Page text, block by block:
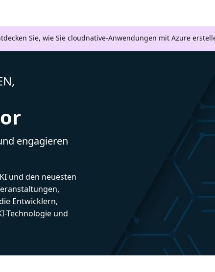
Sie, wie Sie cloudnative-Anwendungen mit Azure
engagieren
und den neuesten
Entwicklern,
Technologie und